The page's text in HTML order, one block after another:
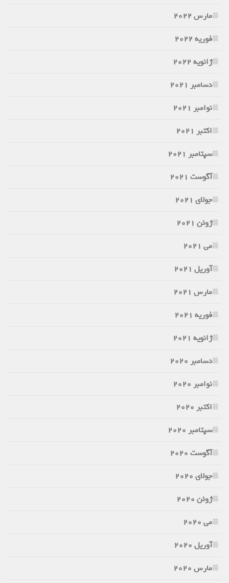
مارس 2022
فوریه 2022
ژانویه 2022
دسامبر 2021
نوامبر 2021
اکتبر 2021
سپتامبر 2021
آگوست 2021
جولای 2021
ژوئن 2021
می 2021
آوریل 2021
مارس 2021
فوریه 2021
ژانویه 2021
دسامبر 2020
نوامبر 2020
اکتبر 2020
سپتامبر 2020
آگوست 2020
جولای 2020
ژوئن 2020
می 2020
آوریل 2020
مارس 2020